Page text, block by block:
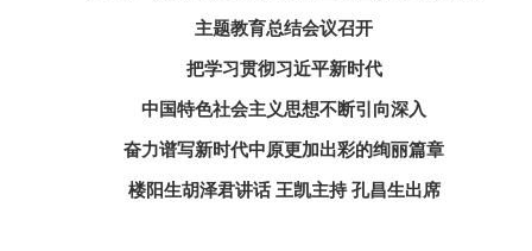
主题教育总结会议召开
把学习贯彻习近平新时代
中国特色社会主义思想不断引向深入
奋力谱写新时代中原更加出彩的绚丽篇章
楼阳生胡泽君讲话 王凯主持 孔昌生出席